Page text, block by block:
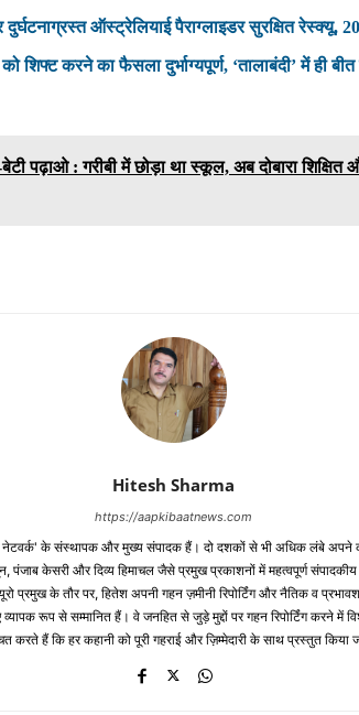
दुर्घटनाग्रस्त ऑस्ट्रेलियाई पैराग्लाइडर सुरक्षित
शिफ्ट करने का फैसला दुर्भाग्यपूर्ण, ‘तालाबंदी’ में ही
पढ़ाओ : गरीबी में छोड़ा था स्कूल, अब दोबारा शिक्षित
Hitesh Sharma
https://aapkibaatnews.com
नेटवर्क' के संस्थापक और मुख्य संपादक हैं। दो दशकों से भी अधिक लंबे अपने
पंजाब केसरी और दिव्य हिमाचल जैसे प्रमुख प्रकाशनों में महत्वपूर्ण संपादकीय
प्रमुख के तौर पर, हितेश अपनी गहन ज़मीनी रिपोर्टिंग और नैतिक व
रूप से सम्मानित हैं। वे जनहित से जुड़े मुद्दों पर गहन रिपोर्टिंग करने में
करते हैं कि हर कहानी को पूरी गहराई और ज़िम्मेदारी के साथ प्रस्तुत किया